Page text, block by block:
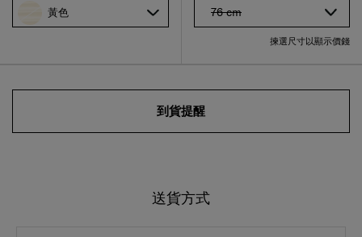
76 cm
揀選尺寸以顯示價錢
黃色
到貨提醒
送貨方式